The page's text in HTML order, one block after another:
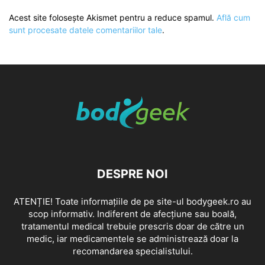
Acest site folosește Akismet pentru a reduce spamul. Află cum
sunt procesate datele comentariilor tale.
DESPRE NOI
ATENȚIE! Toate informațiile de pe site-ul bodygeek.ro au
scop informativ. Indiferent de afecțiune sau boală,
tratamentul medical trebuie prescris doar de către un
medic, iar medicamentele se administrează doar la
recomandarea specialistului.